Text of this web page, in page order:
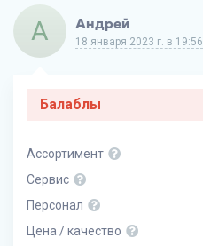
А Андрей
18 января 2023 г. в 19:56
Балаблы
Ассортимент
Сервис
Персонал
Цена / качество